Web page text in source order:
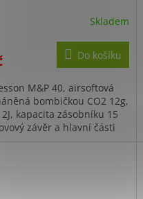
Skladem
Do košíku
M&P 40, airsoftová
bombičkou CO2 12g,
kapacita zásobníku 15
závěr a hlavní části